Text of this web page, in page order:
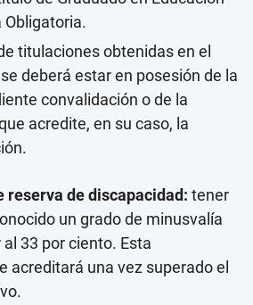
Obligatoria.
titulaciones obtenidas en el
deberá estar en posesión de la
convalidación o de la
acredite, en su caso, la
reserva de discapacidad: tener
un grado de minusvalía
33 por ciento. Esta
acreditará una vez superado el